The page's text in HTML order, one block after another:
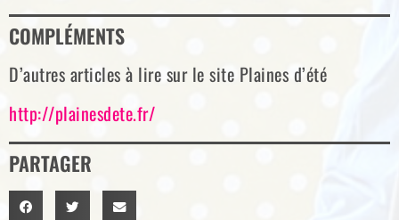
COMPLÉMENTS
D’autres articles à lire sur le site Plaines d’été
http://plainesdete.fr/
PARTAGER